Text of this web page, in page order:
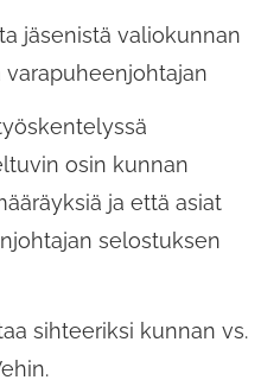
jäsenistä valiokunnan
osin kunnan
ja että asiat
selostuksen
sihteeriksi kunnan vs.